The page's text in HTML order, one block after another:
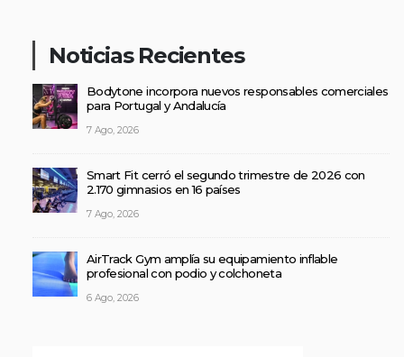
Noticias Recientes
Bodytone incorpora nuevos responsables comerciales
para Portugal y Andalucía
7 Ago, 2026
Smart Fit cerró el segundo trimestre de 2026 con
2.170 gimnasios en 16 países
7 Ago, 2026
AirTrack Gym amplía su equipamiento inflable
profesional con podio y colchoneta
6 Ago, 2026